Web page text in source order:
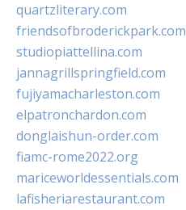
quartzliterary.com
friendsofbroderickpark.com
studiopiattellina.com
jannagrillspringfield.com
fujiyamacharleston.com
elpatronchardon.com
donglaishun-order.com
fiamc-rome2022.org
mariceworldessentials.com
lafisheriarestaurant.com